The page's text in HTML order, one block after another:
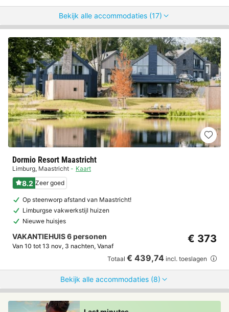
Bekijk alle accommodaties (17)
Dormio Resort Maastricht
Limburg, Maastricht Kaart
8.2 Zeer goed
Op steenworp afstand van Maastricht!
Limburgse vakwerkstijl huizen
Nieuwe huisjes
VAKANTIEHUIS 6 personen
Van 10 tot 13 nov, 3 nachten, Vanaf
€ 373
Totaal € 439,74 incl. toeslagen
Bekijk alle accommodaties (8)